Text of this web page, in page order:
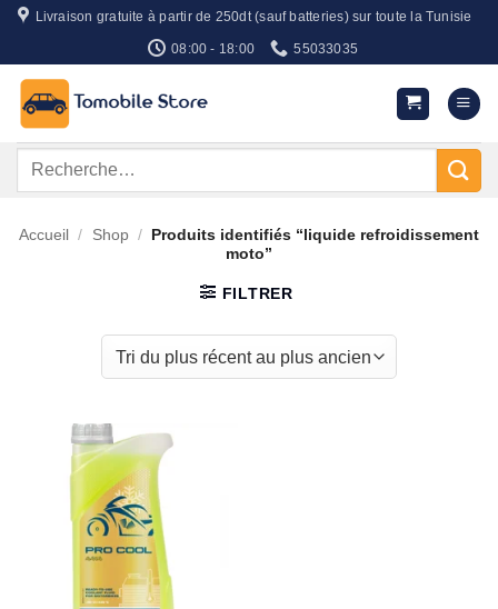
Passer
contenu
Livraison gratuite à partir de 250dt (sauf batteries) sur toute la Tunisie
08:00 - 18:00 55033035
Recherche
Accueil / Shop / Produits identifiés “liquide refroidissement
moto”
FILTRER